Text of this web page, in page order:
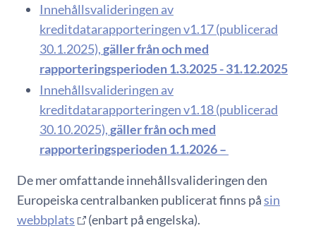
Innehållsvalideringen av
kreditdatarapporteringen v1.17 (publicerad
30.1.2025),gäller från och med
rapporteringsperioden 1.3.2025 - 31.12.2025
Innehållsvalideringen av
kreditdatarapporteringen v1.18 (publicerad
30.10.2025),gäller från och med
rapporteringsperioden 1.1.2026 –
De mer omfattande innehållsvalideringen den
Europeiska centralbanken publicerat finns påsin
webbplats
(enbart på engelska).